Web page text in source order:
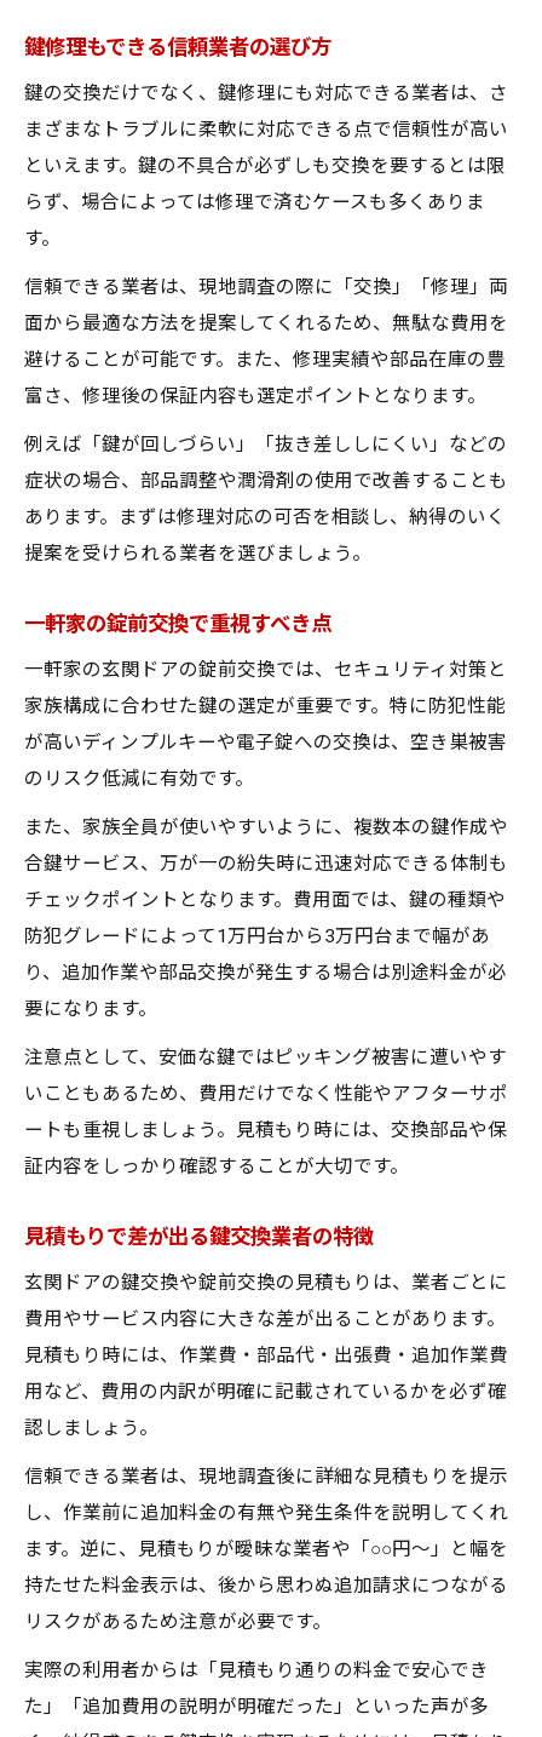
鍵修理もできる信頼業者の選び方
鍵の交換だけでなく、鍵修理にも対応できる業者は、さ
まざまなトラブルに柔軟に対応できる点で信頼性が高い
といえます。鍵の不具合が必ずしも交換を要するとは限
らず、場合によっては修理で済むケースも多くありま
す。
信頼できる業者は、現地調査の際に「交換」「修理」両
面から最適な方法を提案してくれるため、無駄な費用を
避けることが可能です。また、修理実績や部品在庫の豊
富さ、修理後の保証内容も選定ポイントとなります。
例えば「鍵が回しづらい」「抜き差ししにくい」などの
症状の場合、部品調整や潤滑剤の使用で改善することも
あります。まずは修理対応の可否を相談し、納得のいく
提案を受けられる業者を選びましょう。
一軒家の錠前交換で重視すべき点
一軒家の玄関ドアの錠前交換では、セキュリティ対策と
家族構成に合わせた鍵の選定が重要です。特に防犯性能
が高いディンプルキーや電子錠への交換は、空き巣被害
のリスク低減に有効です。
また、家族全員が使いやすいように、複数本の鍵作成や
合鍵サービス、万が一の紛失時に迅速対応できる体制も
チェックポイントとなります。費用面では、鍵の種類や
防犯グレードによって1万円台から3万円台まで幅があ
り、追加作業や部品交換が発生する場合は別途料金が必
要になります。
注意点として、安価な鍵ではピッキング被害に遭いやす
いこともあるため、費用だけでなく性能やアフターサポ
ートも重視しましょう。見積もり時には、交換部品や保
証内容をしっかり確認することが大切です。
見積もりで差が出る鍵交換業者の特徴
玄関ドアの鍵交換や錠前交換の見積もりは、業者ごとに
費用やサービス内容に大きな差が出ることがあります。
見積もり時には、作業費・部品代・出張費・追加作業費
用など、費用の内訳が明確に記載されているかを必ず確
認しましょう。
信頼できる業者は、現地調査後に詳細な見積もりを提示
し、作業前に追加料金の有無や発生条件を説明してくれ
ます。逆に、見積もりが曖昧な業者や「○○円～」と幅を
持たせた料金表示は、後から思わぬ追加請求につながる
リスクがあるため注意が必要です。
実際の利用者からは「見積もり通りの料金で安心でき
た」「追加費用の説明が明確だった」といった声が多